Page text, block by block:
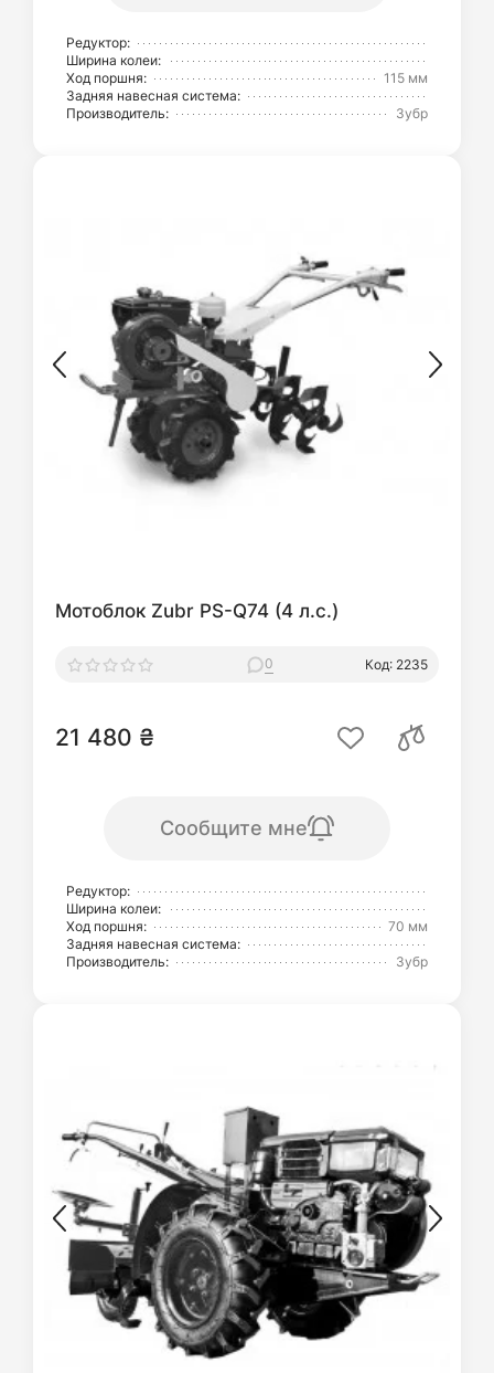
Редуктор:
Ширина колеи:
Ход поршня:
115 мм
Задняя навесная система:
Производитель:
Зубр
Мотоблок Zubr PS-Q74 (4 л.с.)
0 Код: 2235
21 480 ₴
Сообщите мне
Редуктор:
Ширина колеи:
Ход поршня:
70 мм
Задняя навесная система:
Производитель:
Зубр